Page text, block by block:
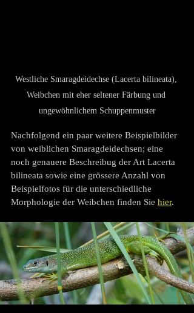
Westliche Smaragdeidechse (Lacerta bilineata),
Weibchen mit eher seltener Färbung und
ungewöhnlichem Schuppenmuster
Nachfolgend ein paar weitere Beispielbilder
von weiblichen Smaragdeidechsen; eine
noch genauere Beschreibug der Art Lacerta
bilineata sowie eine grössere Anzahl von
Beispielfotos für die unterschiedliche
Morphologie der Weibchen finden Sie hier.